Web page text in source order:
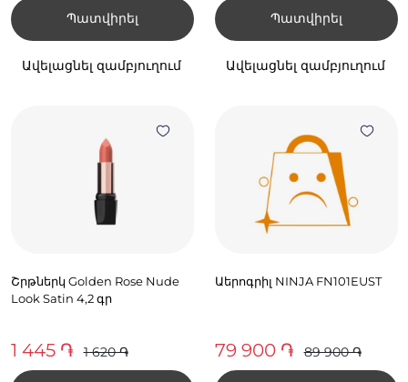
Պատվիրել
Ավելացնել զամբյուղում
Պատվիրել
Ավելացնել զամբյուղում
Շրթներկ Golden Rose Nude
Look Satin 4,2 գր
1 445 ֏ 1 620 ֏
Աերոգրիլ NINJA FN101EUST
79 900 ֏ 89 900 ֏